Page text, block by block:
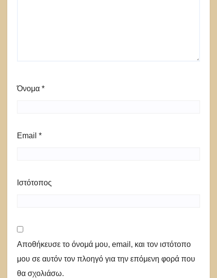
Όνομα *
Email *
Ιστότοπος
Αποθήκευσε το όνομά μου, email, και τον ιστότοπο
μου σε αυτόν τον πλοηγό για την επόμενη φορά που
θα σχολιάσω.